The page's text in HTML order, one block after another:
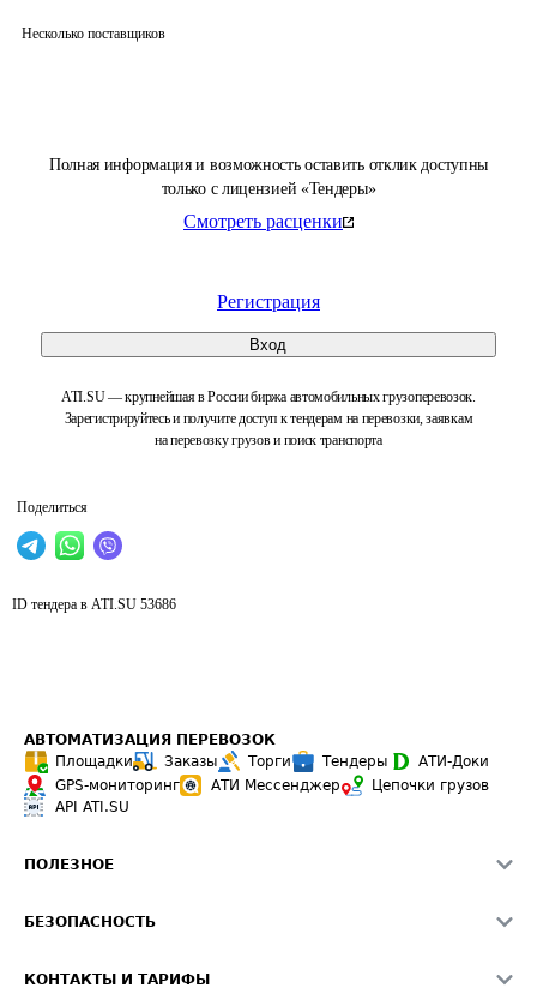
Полная информация и возможность оставить отклик доступны
только с лицензией «Тендеры»
Смотреть расценки
Регистрация
Вход
ATI.SU — крупнейшая в России биржа автомобильных грузоперевозок.
Зарегистрируйтесь и получите доступ к тендерам на перевозки, заявкам
на перевозку грузов и поиск транспорта
Поделиться
Несколько поставщиков
ID тендера в ATI.SU 53686
АВТОМАТИЗАЦИЯ ПЕРЕВОЗОК
Площадки
Заказы Торги Тендеры
АТИ-Доки
GPS-мониторинг
АТИ Мессенджер
Цепочки грузов
API ATI.SU
ПОЛЕЗНОЕ
Звезды ATI.SU на вашем сайте
БЕЗОПАСНОСТЬ
КОНТАКТЫ И ТАРИФЫ